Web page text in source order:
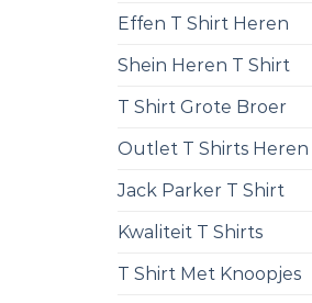
Effen T Shirt Heren
Shein Heren T Shirt
T Shirt Grote Broer
Outlet T Shirts Heren
Jack Parker T Shirt
Kwaliteit T Shirts
T Shirt Met Knoopjes